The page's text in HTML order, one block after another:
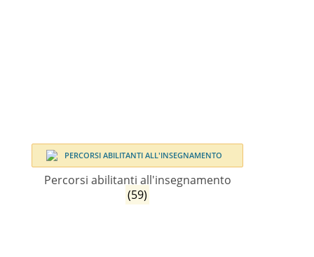
Percorsi abilitanti all'insegnamento
(59)